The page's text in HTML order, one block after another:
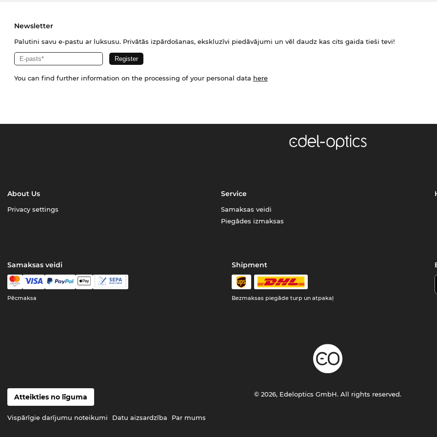
Newsletter
Palutini savu e-pastu ar luksusu. Privātās izpārdošanas, ekskluzīvi piedāvājumi un vēl daudz kas cits gaida tieši tevi!
You can find further information on the processing of your personal data here
About Us
Privacy settings
Service
Samaksas veidi
Piegādes izmaksas
Samaksas veidi
Pēcmaksa
Shipment
Bezmaksas piegāde turp un atpakaļ
Atteikties no līguma
Vispārīgie darījumu noteikumi Datu aizsardzība Par mums
© 2026, Edeloptics GmbH. All rights reserved.